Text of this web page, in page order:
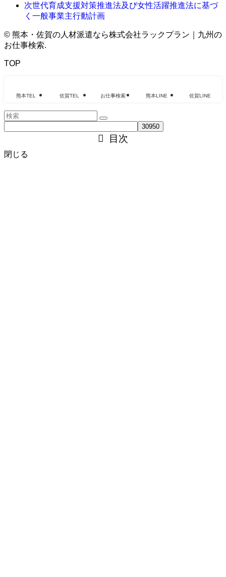
次世代育成支援対策推進法及び女性活躍推進法に基づ
く一般事業主行動計画
© 熊本・佐賀の人材派遣なら株式会社ラックプラン｜九州の
お仕事検索.
TOP
熊本TEL 佐賀TEL お仕事検索 熊本LINE 佐賀LINE
目次
閉じる